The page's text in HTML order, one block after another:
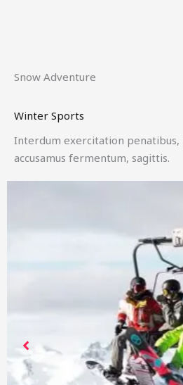
Snow Adventure
Winter Sports
Interdum exercitation penatibus,
accusamus fermentum, sagittis.